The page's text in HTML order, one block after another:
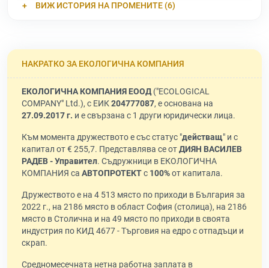
ВИЖ ИСТОРИЯ НА ПРОМЕНИТЕ (6)
НАКРАТКО ЗА ЕКОЛОГИЧНА КОМПАНИЯ
ЕКОЛОГИЧНА КОМПАНИЯ ЕООД("ECOLOGICAL
COMPANY" Ltd.), с ЕИК204777087, е основана на
27.09.2017 г. и е свързана с 1 други юридически лица.
Към момента дружеството е със статус "действащ" и с
капитал от € 255,7. Представлява се отДИЯН ВАСИЛЕВ
РАДЕВ - Управител. Съдружници в ЕКОЛОГИЧНА
КОМПАНИЯ са АВТОПРОТЕКТс 100%от капитала.
Дружеството е на 4 513 място по приходи в България за
2022 г., на 2186 място в област София (столица), на 2186
място в Столична и на 49 място по приходи в своята
индустрия по КИД 4677 - Търговия на едро с отпадъци и
скрап.
Средномесечната нетна работна заплата в